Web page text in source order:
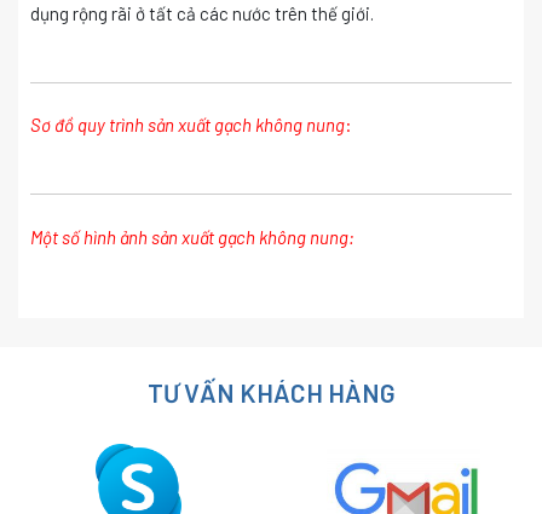
dụng rộng rãi ở tất cả các nước trên thế giới.
Sơ đồ quy trình sản xuất gạch không nung:
Một số hình ảnh sản xuất gạch không nung:
TƯ VẤN KHÁCH HÀNG